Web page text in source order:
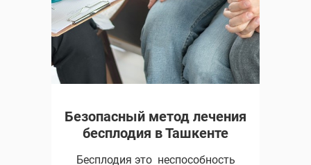
Безопасный метод лечения
бесплодия в Ташкенте
Бесплодия это неспособность